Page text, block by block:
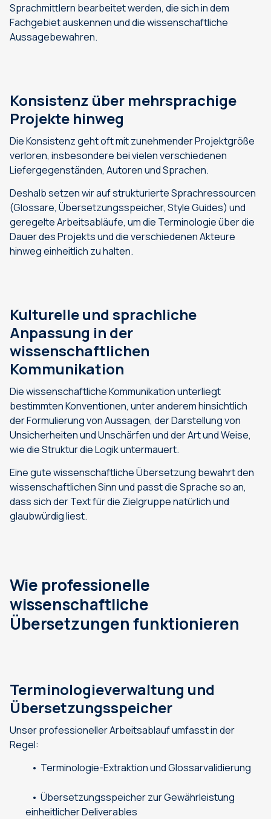
Sprachmittlern bearbeitet werden, die sich in dem
Fachgebiet auskennen und die wissenschaftliche
Aussagebewahren.
Konsistenz über mehrsprachige
Projekte hinweg
Die Konsistenz geht oft mit zunehmender Projektgröße
verloren, insbesondere bei vielen verschiedenen
Liefergegenständen, Autoren und Sprachen.
Deshalb setzen wir auf strukturierte Sprachressourcen
(Glossare, Übersetzungsspeicher, Style Guides) und
geregelte Arbeitsabläufe, um die Terminologie über die
Dauer des Projekts und die verschiedenen Akteure
hinweg einheitlich zu halten.
Kulturelle und sprachliche
Anpassung in der
wissenschaftlichen
Kommunikation
Die wissenschaftliche Kommunikation unterliegt
bestimmten Konventionen, unter anderem hinsichtlich
der Formulierung von Aussagen, der Darstellung von
Unsicherheiten und Unschärfen und der Art und Weise,
wie die Struktur die Logik untermauert.
Eine gute wissenschaftliche Übersetzung bewahrt den
wissenschaftlichen Sinn und passt die Sprache so an,
dass sich der Text für die Zielgruppe natürlich und
glaubwürdig liest.
Wie professionelle
wissenschaftliche
Übersetzungen funktionieren
Terminologieverwaltung und
Übersetzungsspeicher
Unser professioneller Arbeitsablauf umfasst in der
Regel:
Terminologie-Extraktion und Glossarvalidierung
Übersetzungsspeicher zur Gewährleistung
einheitlicher Deliverables